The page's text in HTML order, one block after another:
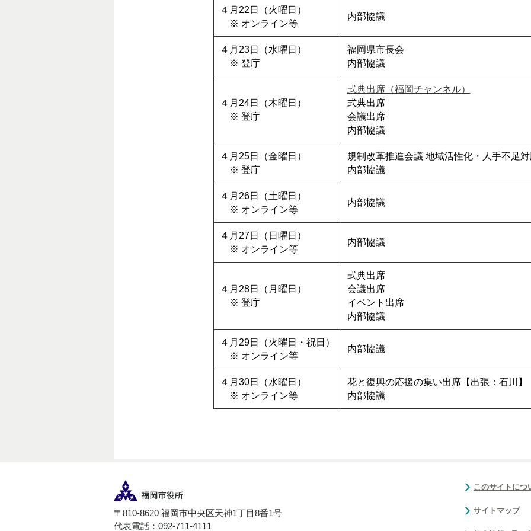
４月22日（火曜日）
※ オンライン等
内部協議
４月23日（水曜日）
※ 登庁
福岡県市長会
内部協議
４月24日（木曜日）
※ 登庁
式典出席（福岡チャンネル）
式典出席
会議出席
内部協議
４月25日（金曜日）
※ 登庁
規制改革推進会議 地域活性化・人手不足
内部協議
４月26日（土曜日）
※ オンライン等
内部協議
４月27日（日曜日）
※ オンライン等
内部協議
４月28日（月曜日）
※ 登庁
式典出席
会議出席
イベント出席
内部協議
４月29日（火曜日・祝日）
※ オンライン等
内部協議
４月30日（水曜日）
※ オンライン等
花と復興の応援の集い出席【出張：石川】
内部協議
〒810-8620 福岡市中央区天神1丁目8番1号
代表電話：092-711-4111
このサイトにつ
サイトマップ